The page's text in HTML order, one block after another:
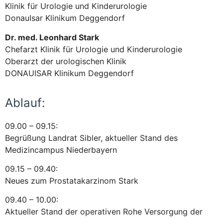
Klinik für Urologie und Kinderurologie
DonauIsar Klinikum Deggendorf
Dr. med. Leonhard Stark
Chefarzt Klinik für Urologie und Kinderurologie
Oberarzt der urologischen Klinik
DONAUISAR Klinikum Deggendorf
Ablauf:
09.00 – 09.15:
Begrüßung Landrat Sibler, aktueller Stand des
Medizincampus Niederbayern
09.15 – 09.40:
Neues zum Prostatakarzinom Stark
09.40 – 10.00:
Aktueller Stand der operativen Rohe Versorgung der